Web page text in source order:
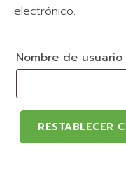
electrónico.
Nombre de
RESTABLECER